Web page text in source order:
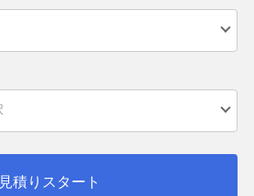
見積りスタート